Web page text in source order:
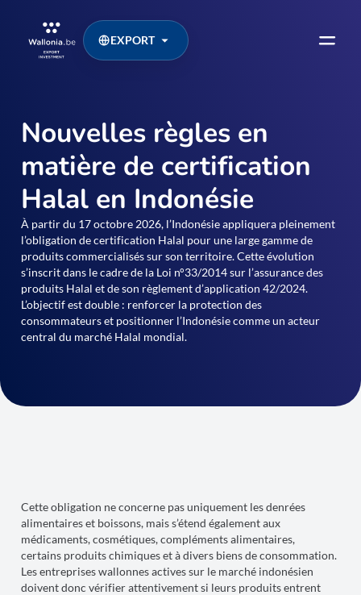
EXPORT
Nouvelles règles en
matière de certification
Halal en Indonésie
À partir du 17 octobre 2026, l’Indonésie appliquera pleinement
l’obligation de certification Halal pour une large gamme de
produits commercialisés sur son territoire. Cette évolution
s’inscrit dans le cadre de la Loi n°33/2014 sur l’assurance des
produits Halal et de son règlement d’application 42/2024.
L’objectif est double : renforcer la protection des
consommateurs et positionner l’Indonésie comme un acteur
central du marché Halal mondial.
Cette obligation ne concerne pas uniquement les denrées
alimentaires et boissons, mais s’étend également aux
médicaments, cosmétiques, compléments alimentaires,
certains produits chimiques et à divers biens de consommation.
Les entreprises wallonnes actives sur le marché indonésien
doivent donc vérifier attentivement si leurs produits entrent